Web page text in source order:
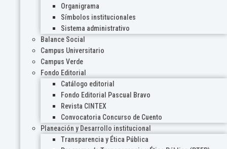
Organigrama
Símbolos institucionales
Sistema administrativo
Balance Social
Campus Universitario
Campus Verde
Fondo Editorial
Catálogo editorial
Fondo Editorial Pascual Bravo
Revista CINTEX
Convocatoria Concurso de Cuento
Planeación y Desarrollo institucional
Transparencia y Ética Pública